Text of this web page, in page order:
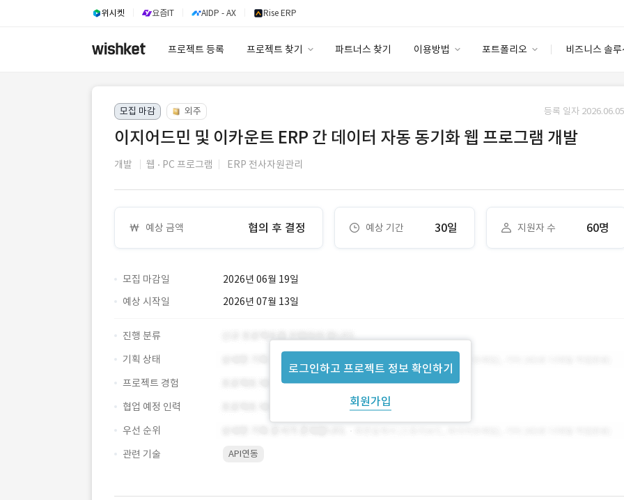
위시켓 요즘IT AIDP - AX Rise ERP
프로젝트 등록 프로젝트 찾기 파트너스 찾기 이용방법 포트폴리오 비즈니스 솔
이용요금
고객센터
안심 코드 케어
솔루션 마켓
스토어
모집 마감 외주 등록 일자
이지어드민 및 이카운트 ERP 간 데이터 자동 동기화 웹 프로그램 개발
개발 웹 PC 프로그램 ERP 전사자원관리
예상 금액 협의 후 결정 예상 기간 30일 지원자 수 60명
모집 마감일 2026년 06월 19일
로그인하고 프로젝트 정보 확인하기
회원가입
예상 시작일 2026년 07월 13일
진행 분류
기획 상태
프로젝트 경험
협업 예정 인력
우선 순위
관련 기술
API연동